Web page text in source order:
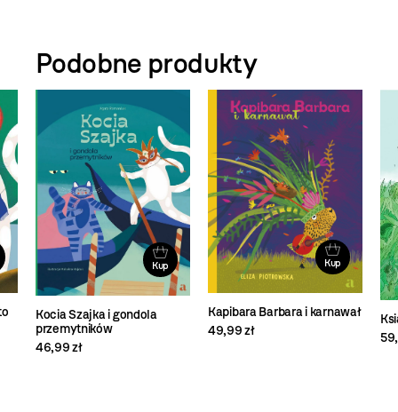
Podobne produkty
Kup
Kocia Szajka i gondola
przemytników
46,99 zł
Kup
Kapibara Barbara i karnawał
49,99 zł